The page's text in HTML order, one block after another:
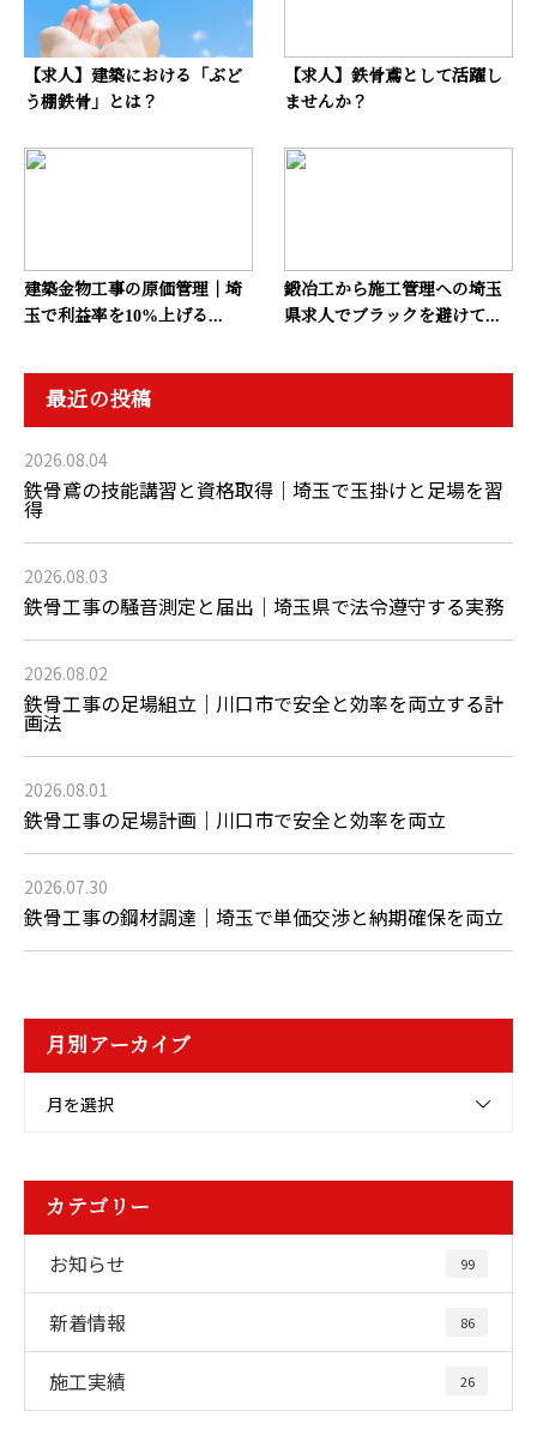
【求人】建築における「ぶど
う棚鉄骨」とは？
【求人】鉄骨鳶として活躍し
ませんか？
建築金物工事の原価管理｜埼
玉で利益率を10%上げる...
鍛冶工から施工管理への埼玉
県求人でブラックを避けて...
最近の投稿
2026.08.04
鉄骨鳶の技能講習と資格取得｜埼玉で玉掛けと足場を習
得
2026.08.03
鉄骨工事の騒音測定と届出｜埼玉県で法令遵守する実務
2026.08.02
鉄骨工事の足場組立｜川口市で安全と効率を両立する計
画法
2026.08.01
鉄骨工事の足場計画｜川口市で安全と効率を両立
2026.07.30
鉄骨工事の鋼材調達｜埼玉で単価交渉と納期確保を両立
月別アーカイブ
月を選択
カテゴリー
お知らせ 99
新着情報 86
施工実績 26